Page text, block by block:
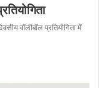
वॉलीबॉल प्रतियोगिता में